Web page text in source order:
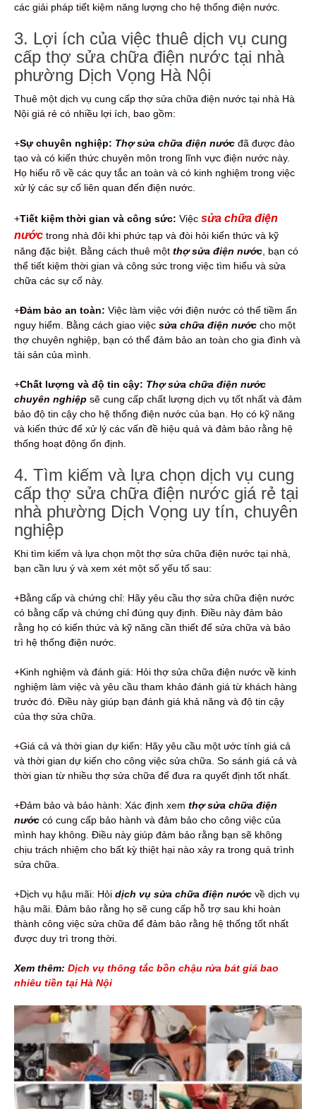
các giải pháp tiết kiệm năng lượng cho hệ thống điện nước.
3. Lợi ích của việc thuê dịch vụ cung
cấp thợ sửa chữa điện nước tại nhà
phường Dịch Vọng Hà Nội
Thuê một dịch vụ cung cấp thợ sửa chữa điện nước tại nhà Hà
Nội giá rẻ có nhiều lợi ích, bao gồm:
+Sự chuyên nghiệp: Thợ sửa chữa điện nước đã được đào
tạo và có kiến thức chuyên môn trong lĩnh vực điện nước này.
Họ hiểu rõ về các quy tắc an toàn và có kinh nghiệm trong việc
xử lý các sự cố liên quan đến điện nước.
+Tiết kiệm thời gian và công sức: Việc sửa chữa điện
nước trong nhà đôi khi phức tạp và đòi hỏi kiến thức và kỹ
năng đặc biệt. Bằng cách thuê một thợ sửa điện nước , bạn có
thể tiết kiệm thời gian và công sức trong việc tìm hiểu và sửa
chữa các sự cố này.
+Đảm bảo an toàn: Việc làm việc với điện nước có thể tiềm ẩn
nguy hiểm. Bằng cách giao việc sửa chữa điện nước cho một
thợ chuyên nghiệp, bạn có thể đảm bảo an toàn cho gia đình và
tài sản của mình.
+Chất lượng và độ tin cậy: Thợ sửa chữa điện nước
chuyên nghiệp sẽ cung cấp chất lượng dịch vụ tốt nhất và đảm
bảo độ tin cậy cho hệ thống điện nước của bạn. Họ có kỹ năng
và kiến thức để xử lý các vấn đề hiệu quả và đảm bảo rằng hệ
thống hoạt động ổn định.
4. Tìm kiếm và lựa chọn dịch vụ cung
cấp thợ sửa chữa điện nước giá rẻ tại
nhà phường Dịch Vọng uy tín, chuyên
nghiệp
Khi tìm kiếm và lựa chọn một thợ sửa chữa điện nước tại nhà,
bạn cần lưu ý và xem xét một số yếu tố sau:
+Bằng cấp và chứng chỉ: Hãy yêu cầu thợ sửa chữa điện nước
có bằng cấp và chứng chỉ đúng quy định. Điều này đảm bảo
rằng họ có kiến thức và kỹ năng cần thiết để sửa chữa và bảo
trì hệ thống điện nước.
+Kinh nghiệm và đánh giá: Hỏi thợ sửa chữa điện nước về kinh
nghiệm làm việc và yêu cầu tham khảo đánh giá từ khách hàng
trước đó. Điều này giúp bạn đánh giá khả năng và độ tin cậy
của thợ sửa chữa.
+Giá cả và thời gian dự kiến: Hãy yêu cầu một ước tính giá cả
và thời gian dự kiến ​​cho công việc sửa chữa. So sánh giá cả và
thời gian từ nhiều thợ sửa chữa để đưa ra quyết định tốt nhất.
+Đảm bảo và bảo hành: Xác định xem thợ sửa chữa điện
nước có cung cấp bảo hành và đảm bảo cho công việc của
mình hay không. Điều này giúp đảm bảo rằng bạn sẽ không
chịu trách nhiệm cho bất kỳ thiệt hại nào xảy ra trong quá trình
sửa chữa.
+Dịch vụ hậu mãi: Hỏi dịch vụ sửa chữa điện nước về dịch vụ
hậu mãi. Đảm bảo rằng họ sẽ cung cấp hỗ trợ sau khi hoàn
thành công việc sửa chữa để đảm bảo rằng hệ thống tốt nhất
được duy trì trong thời.
Xem thêm: Dịch vụ thông tắc bồn chậu rửa bát giá bao
nhiêu tiền tại Hà Nội